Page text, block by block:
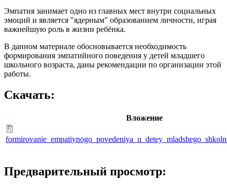
Эмпатия занимает одно из главных мест внутри социальных
эмоций и является "ядерным" образованием личности, играя
важнейшую роль в жизни ребёнка.
В данном материале обосновывается необходимость
формирования эмпатийного поведения у детей младшего
школьного возраста, даны рекомендации по организации этой
работы.
Скачать:
Вложение
Предварительный просмотр: